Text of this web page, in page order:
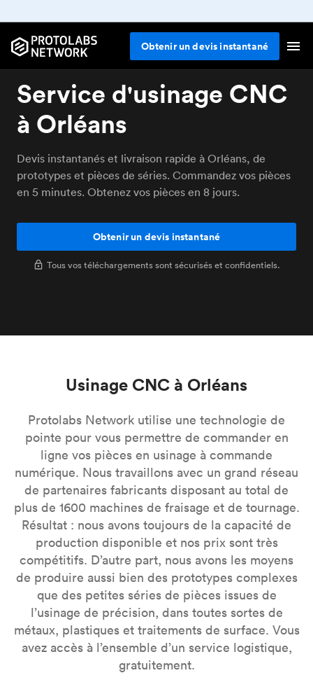
Obtenir un devis instantané
Service d'usinage CNC
à Orléans
Devis instantanés et livraison rapide à Orléans, de
prototypes et pièces de séries. Commandez vos pièces
en 5 minutes. Obtenez vos pièces en 8 jours.
Obtenir un devis instantané
Tous vos téléchargements sont sécurisés et confidentiels.
Usinage CNC à Orléans
Protolabs Network utilise une technologie de
pointe pour vous permettre de commander en
ligne vos pièces en usinage à commande
numérique. Nous travaillons avec un grand réseau
de partenaires fabricants disposant au total de
plus de 1600 machines de fraisage et de tournage.
Résultat : nous avons toujours de la capacité de
production disponible et nos prix sont très
compétitifs. D’autre part, nous avons les moyens
de produire aussi bien des prototypes complexes
que des petites séries de pièces issues de
l’usinage de précision, dans toutes sortes de
métaux, plastiques et traitements de surface. Vous
avez accès à l’ensemble d’un service logistique,
gratuitement.